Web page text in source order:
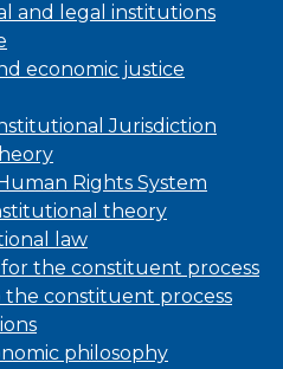
and legal institutions
economic justice
Jurisdiction
Rights System
theory
law
the constituent process
constituent process
philosophy